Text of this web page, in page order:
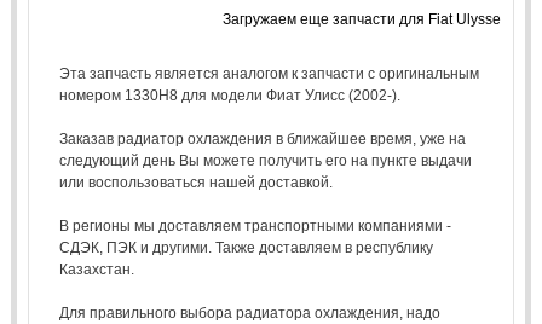
Загружаем еще запчасти для Fiat Ulysse
Эта запчасть является аналогом к запчасти с оригинальным
номером 1330H8 для модели Фиат Улисс (2002-).
Заказав радиатор охлаждения в ближайшее время, уже на
следующий день Вы можете получить его на пункте выдачи
или воспользоваться нашей доставкой.
В регионы мы доставляем транспортными компаниями -
СДЭК, ПЭК и другими. Также доставляем в республику
Казахстан.
Для правильного выбора радиатора охлаждения, надо